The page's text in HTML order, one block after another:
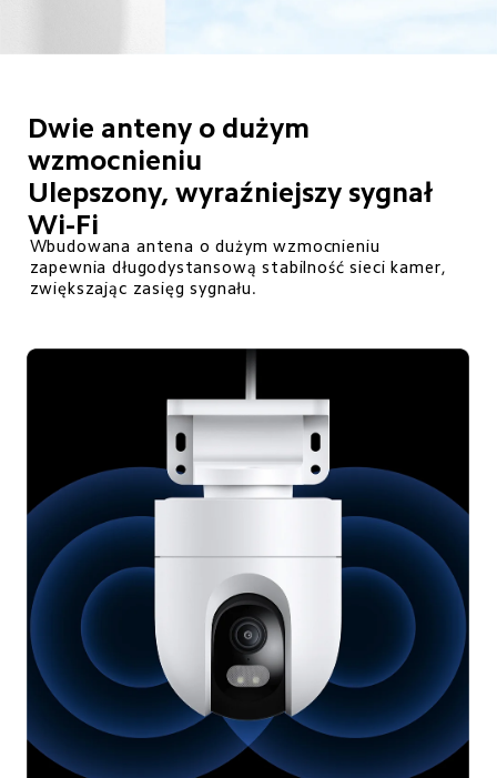
Dwie anteny o dużym
wzmocnieniu
Ulepszony, wyraźniejszy sygnał
Wi-Fi
Wbudowana antena o dużym wzmocnieniu
zapewnia długodystansową stabilność sieci kamer,
zwiększając zasięg sygnału.